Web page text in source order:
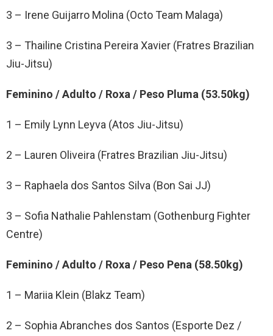
3 – Irene Guijarro Molina (Octo Team Malaga)
3 – Thailine Cristina Pereira Xavier (Fratres Brazilian
Jiu-Jitsu)
Feminino / Adulto / Roxa / Peso Pluma (53.50kg)
1 – Emily Lynn Leyva (Atos Jiu-Jitsu)
2 – Lauren Oliveira (Fratres Brazilian Jiu-Jitsu)
3 – Raphaela dos Santos Silva (Bon Sai JJ)
3 – Sofia Nathalie Pahlenstam (Gothenburg Fighter
Centre)
Feminino / Adulto / Roxa / Peso Pena (58.50kg)
1 – Mariia Klein (Blakz Team)
2 – Sophia Abranches dos Santos (Esporte Dez /